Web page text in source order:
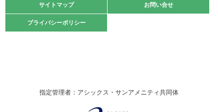
緑ケ丘体育館
2021.10.23
卓球選手権大会ラージボールの部開催☆
伊丹市総合体育大会 バレーボール大会が開催されました
サイトマップ お問い合せ
プライバシーポリシー
サイトマップ お問い合せ
プライバシーポリシー
指定管理者：アシックス・サンアメニティ共同体